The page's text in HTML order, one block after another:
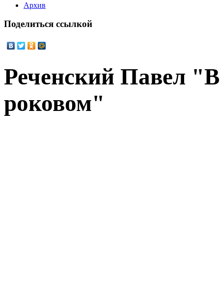
Архив
Поделиться ссылкой
Реченский Павел "В
роковом"